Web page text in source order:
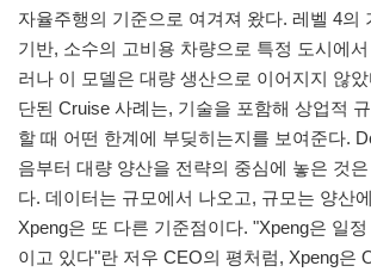
자율주행의 기준으로 여겨져 왔다. 레벨 4의
기반, 소수의 고비용 차량으로 특정 도시에
러나 이 모델은 대량 생산으로 이어지지 않
단된 Cruise 사례는, 기술을 포함해 상업적
할 때 어떤 한계에 부딪히는지를 보여준다.
음부터 대량 양산을 전략의 중심에 놓은 것
다. 데이터는 규모에서 나오고, 규모는 양산
Xpeng은 또 다른 기준점이다. "Xpeng은 일
이고 있다"란 저우 CEO의 평처럼, Xpeng은